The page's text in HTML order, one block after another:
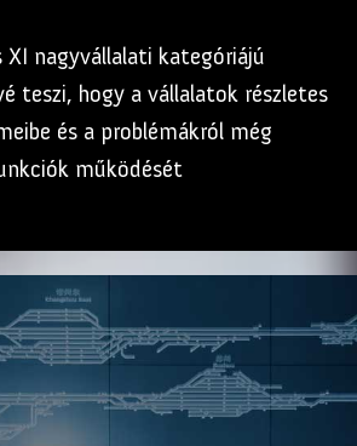
nagyvállalati kategóriájú
teszi, hogy a vállalatok részletes
és a problémákról még
működését